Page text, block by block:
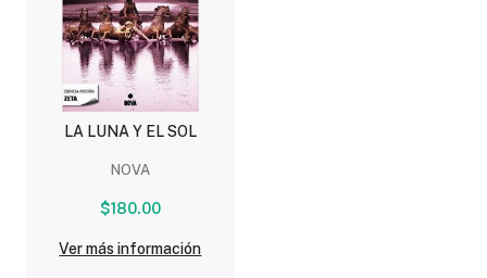
LA LUNA Y EL SOL
NOVA
$180.00
Ver más información